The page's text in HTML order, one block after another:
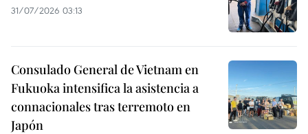
31/07/2026 03:13
Consulado General de Vietnam en
Fukuoka intensifica la asistencia a
connacionales tras terremoto en
Japón